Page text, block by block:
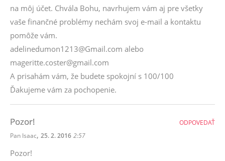
na môj účet. Chvála Bohu, navrhujem vám aj pre všetky
vaše finančné problémy nechám svoj e-mail a kontaktu
pomôže vám.
adelinedumon1213@Gmail.com alebo
mageritte.coster@gmail.com
A prisahám vám, že budete spokojní s 100/100
Ďakujeme vám za pochopenie.
Pozor!
Pan Isaac, 25. 2. 2016 2:57
Pozor!
ODPOVEDAŤ